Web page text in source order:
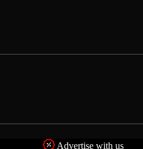
Advertise with us